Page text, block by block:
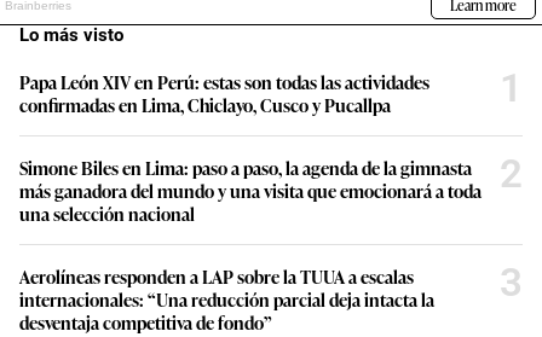
Lo más visto
Papa León XIV en Perú: estas son todas las actividades
confirmadas en Lima, Chiclayo, Cusco y Pucallpa
1
Simone Biles en Lima: paso a paso, la agenda de la gimnasta
más ganadora del mundo y una visita que emocionará a toda
una selección nacional
2
Aerolíneas responden a LAP sobre la TUUA a escalas
internacionales: “Una reducción parcial deja intacta la
desventaja competitiva de fondo”
3